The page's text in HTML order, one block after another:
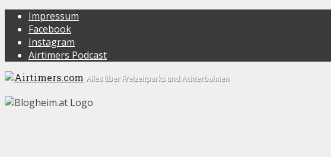
Impressum
Facebook
Instagram
Airtimers Podcast
Alles über Freizeitparks und Achterbahnen